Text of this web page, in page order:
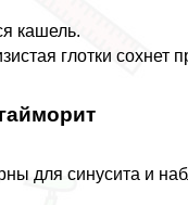
кашель.
глотки сохнет
для синусита и